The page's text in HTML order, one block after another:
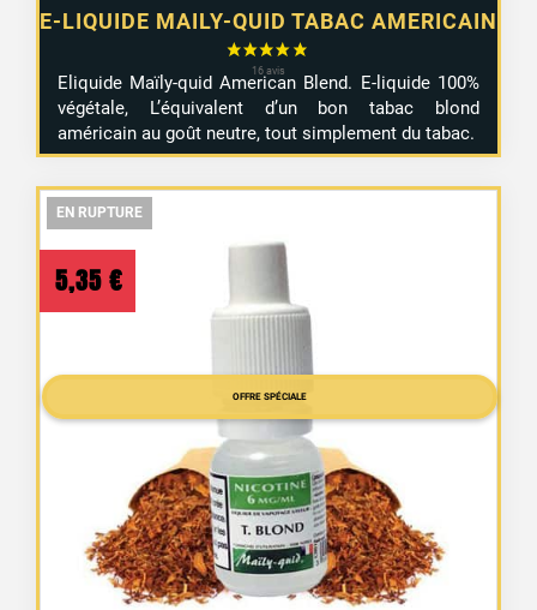
E-LIQUIDE MAILY-QUID TABAC AMERICAIN
Eliquide Maïly-quid American Blend. E-liquide 100%
végétale, L’équivalent d’un bon tabac blond
américain au goût neutre, tout simplement du tabac.
EN RUPTURE
OFFRE SPÉCIALE
EN RUPTURE
5,35 €
EN RUPTURE